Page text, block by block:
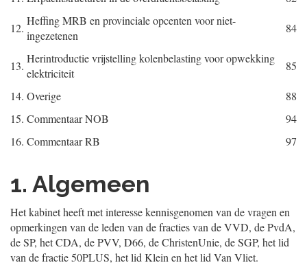
12.
Heffing MRB en provinciale opcenten voor niet-
ingezetenen
84
13.
Herintroductie vrijstelling kolenbelasting voor opwekking
elektriciteit
85
14. Overige
88
15. Commentaar NOB
94
16. Commentaar RB 97
1. Algemeen
Het kabinet heeft met interesse kennisgenomen van de vragen en
opmerkingen van de leden van de fracties van de VVD, de PvdA,
de SP, het CDA, de PVV, D66, de ChristenUnie, de SGP, het lid
van de fractie 50PLUS, het lid Klein en het lid Van Vliet.